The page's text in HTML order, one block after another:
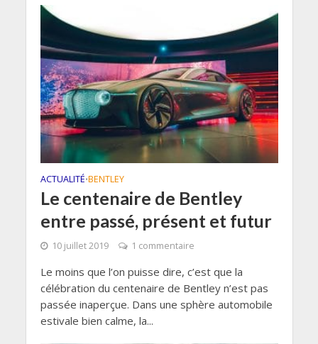
ACTUALITÉ•BENTLEY
Le centenaire de Bentley
entre passé, présent et futur
10 juillet 2019 1 commentaire
Le moins que l’on puisse dire, c’est que la
célébration du centenaire de Bentley n’est pas
passée inaperçue. Dans une sphère automobile
estivale bien calme, la...